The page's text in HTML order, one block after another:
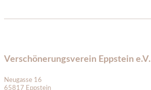
Verschönerungsverein Eppstein e.V.
Neugasse 16
65817 Eppstein